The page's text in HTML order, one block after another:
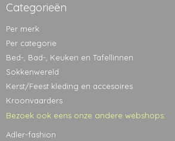
Categorieën
Per merk
Per categorie
Bed-, Bad-, Keuken en Tafellinnen
Sokkenwereld
Kerst/Feest kleding en accesoires
Kroonvaarders
Bezoek ook eens onze andere webshops:
Adler-fashion